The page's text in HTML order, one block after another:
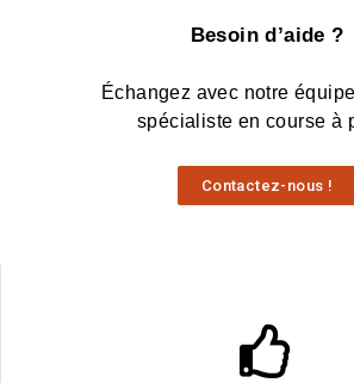
Besoin d’aide ?
Échangez avec notre
spécialiste en course à
Contactez-nous !